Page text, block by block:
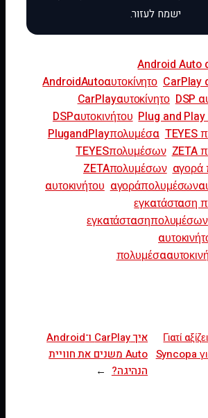
Android Auto
AndroidAutoαυτοκίνητο CarPlay
CarPlayαυτοκίνητο DSP
DSPαυτοκινήτου Plug and
PlugandPlayπολυμέσα TEYES
TEYESπολυμέσων ‎ZETA
ZETAπολυμέσων αγορά
αυτοκινήτου
εγκατάσταση
εγκατάστασηπολυμέσων
Γιατί
Syncopa
איך CarPlay ו־Android
Auto משנים את חוויית
הנהיגה? →